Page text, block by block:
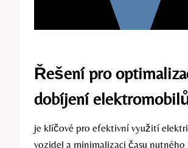
Řešení pro
dobíjení
je klíčové pro efektivní využití
vozidel a minimalizaci času